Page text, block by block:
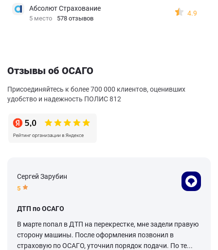
Абсолют Страхование
5 место 578 отзывов
4.9
Отзывы об ОСАГО
Присоединяйтесь к более 700 000 клиентов, оценивших
удобство и надежность ПОЛИС 812
Сергей Зарубин
5
ДТП по ОСАГО
В марте попал в ДТП на перекрестке, мне задели правую
сторону машины. После оформления позвонил в
страховую по ОСАГО, уточнил порядок подачи. По те...